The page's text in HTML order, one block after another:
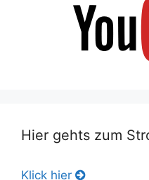
Hier gehts zum
Klick hier